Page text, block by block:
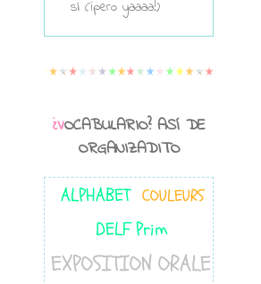
sí (¡pero yaaaa!)
¿VOCABULARIO? ASÍ DE
ORGANIZADITO
ALPHABET COULEURS
DELF Prim
EXPOSITION ORALE